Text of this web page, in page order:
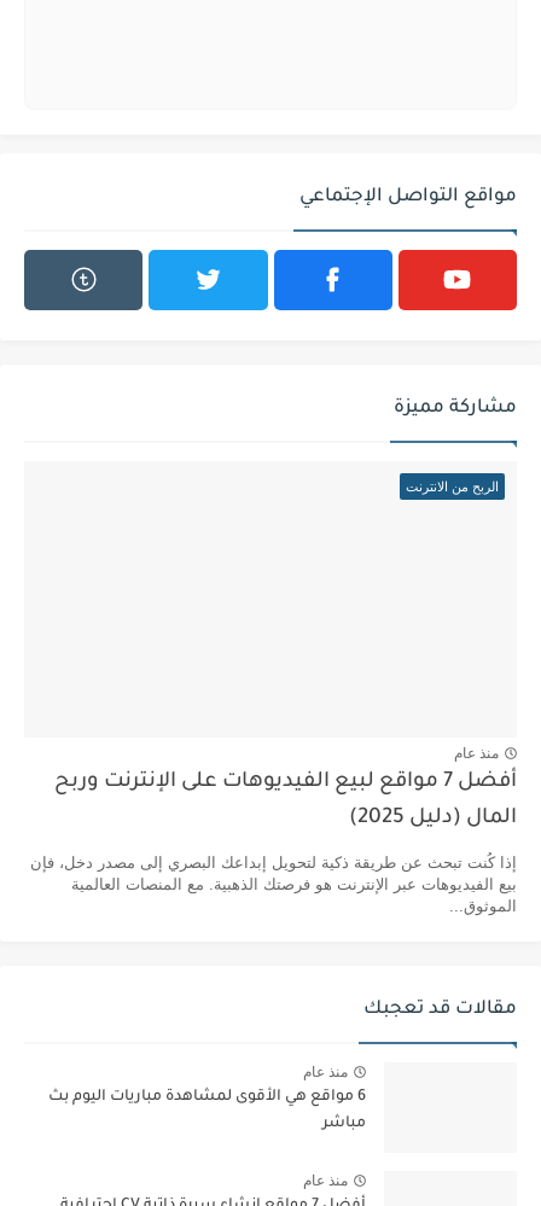
مواقع التواصل الإجتماعي
مشاركة مميزة
الربح من الانترنت
منذ عام
أفضل 7 مواقع لبيع الفيديوهات على الإنترنت وربح
المال (دليل 2025)
إذا كُنت تبحث عن طريقة ذكية لتحويل إبداعك البصري إلى مصدر دخل، فإن
بيع الفيديوهات عبر الإنترنت هو فرصتك الذهبية. مع المنصات العالمية
الموثوق...
مقالات قد تعجبك
منذ عام
6 مواقع هي الأقوى لمشاهدة مباريات اليوم بث
مباشر
منذ عام